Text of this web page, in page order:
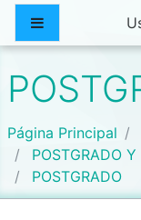
Salta al contenido
Panel lateral
Página Principal
POSTGRADO
POSTGRADO